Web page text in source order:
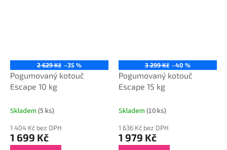
2 629 Kč –35 %
Pogumovaný kotouč
Escape 10 kg
Skladem (5 ks)
1 404 Kč bez DPH
1 699 Kč
3 299 Kč –40 %
Pogumovaný kotouč
Escape 15 kg
Skladem (10 ks)
1 636 Kč bez DPH
1 979 Kč